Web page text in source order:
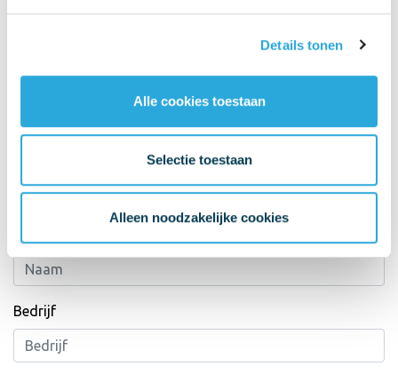
Details tonen
Alle cookies toestaan
Selectie toestaan
Alleen noodzakelijke cookies
Bedrijf